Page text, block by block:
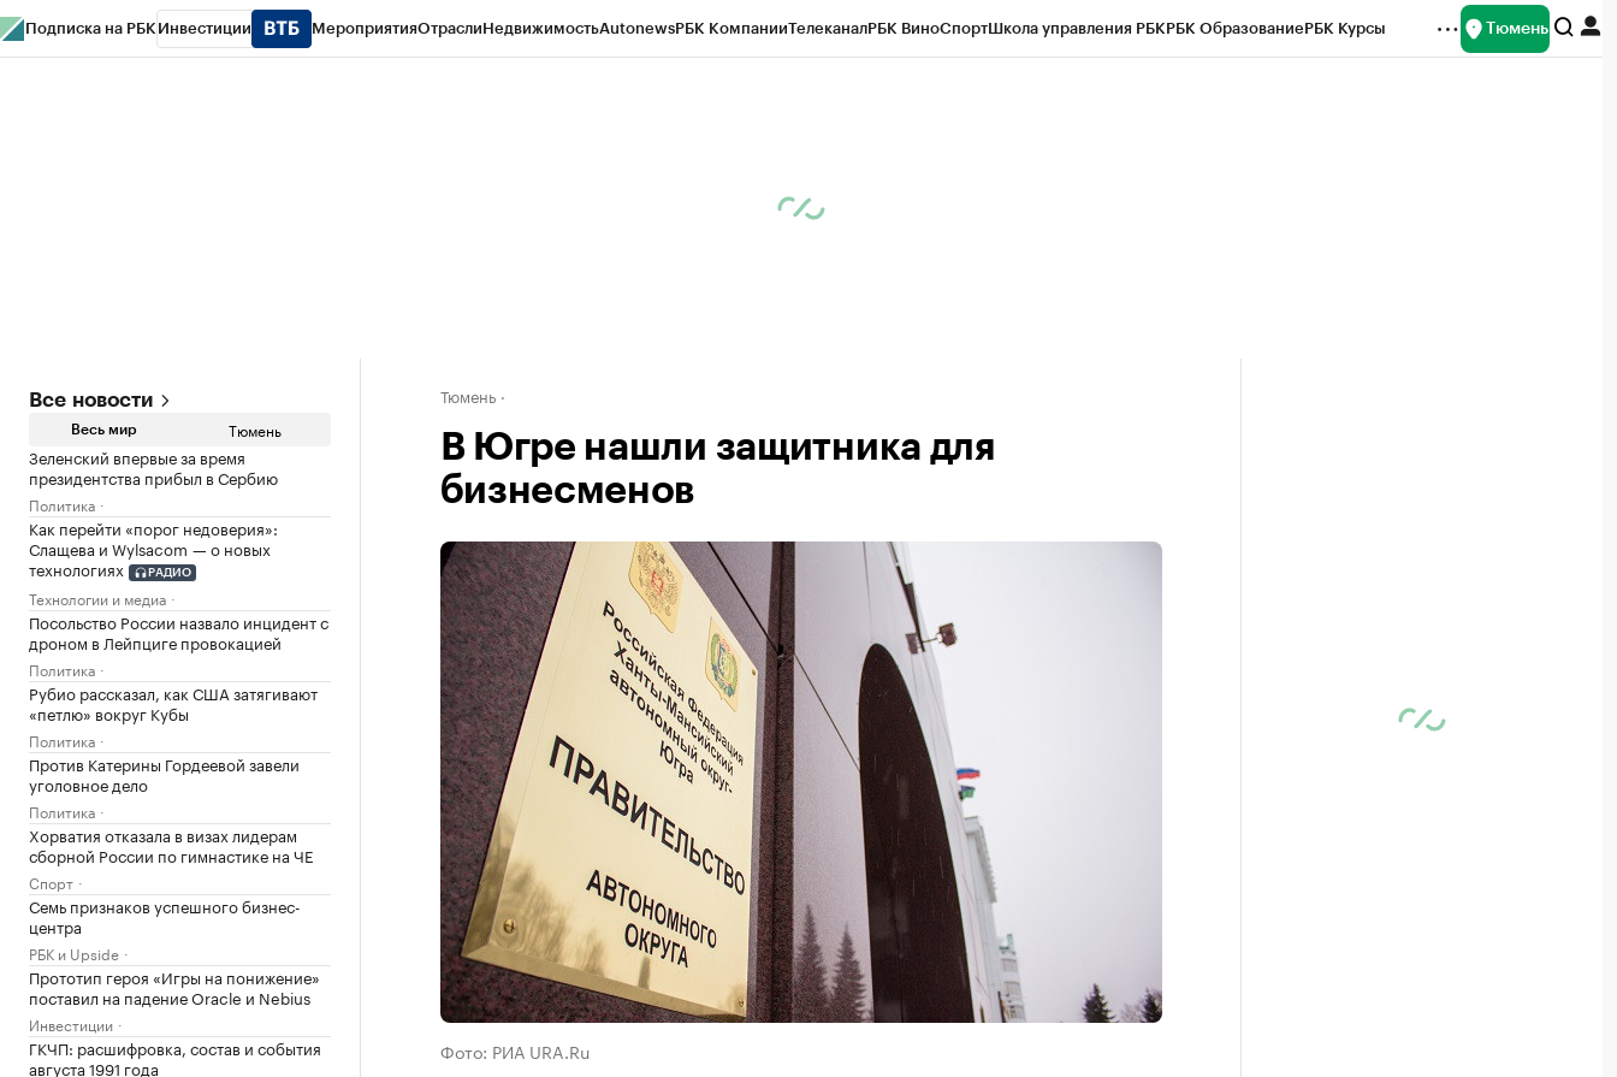
Подписка на РБК Инвестиции МероприятияОтраслиНедвижимостьAutonewsРБК КомпанииТелеканалРБК ВиноСпортШкола управления РБКРБК ОбразованиеРБК Курсы Тюмень
Все новости
Весь мир Тюмень
Зеленский впервые за время
президентства прибыл в Сербию
Политика
Как перейти «порог недоверия»:
Слащева и Wylsacom — о новых
технологиях
РАДИО
Технологии и медиа
Посольство России назвало инцидент с
дроном в Лейпциге провокацией
Политика
Рубио рассказал, как США затягивают
«петлю» вокруг Кубы
Политика
Против Катерины Гордеевой завели
уголовное дело
Политика
Хорватия отказала в визах лидерам
сборной России по гимнастике на ЧЕ
Спорт
Семь признаков успешного бизнес-
центра
РБК и Upside
Прототип героя «Игры на понижение»
поставил на падение Oracle и Nebius
Инвестиции
ГКЧП: расшифровка, состав и события
августа 1991 года
Тюмень
В Югре нашли защитника для
бизнесменов
Фото: РИА URA.Ru